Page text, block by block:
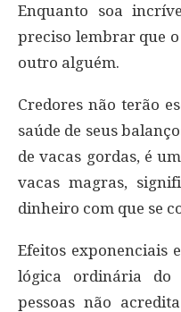
Enquanto soa
preciso lembrar que
outro alguém.
Credores não terão
saúde de seus
de vacas gordas, é
vacas magras,
dinheiro com que se
Efeitos exponenciais
lógica ordinária do
pessoas não